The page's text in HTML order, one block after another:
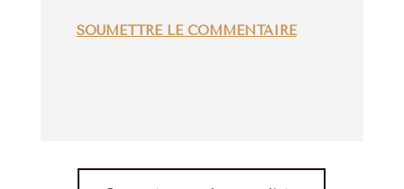
SOUMETTRE LE COMMENTAIRE